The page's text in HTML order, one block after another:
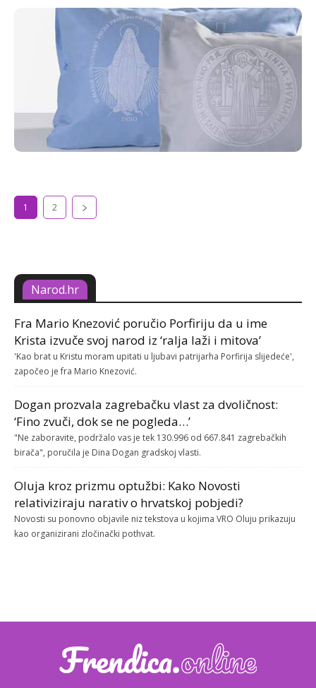
1 2
Narod.hr
Fra Mario Knezović poručio Porfiriju da u ime
Krista izvuče svoj narod iz ‘ralja laži i mitova’
'Kao brat u Kristu moram upitati u ljubavi patrijarha Porfirija slijedeće',
započeo je fra Mario Knezović.
Dogan prozvala zagrebačku vlast za dvoličnost:
‘Fino zvuči, dok se ne pogleda…’
"Ne zaboravite, podržalo vas je tek 130.996 od 667.841 zagrebačkih
birača", poručila je Dina Dogan gradskoj vlasti.
Oluja kroz prizmu optužbi: Kako Novosti
relativiziraju narativ o hrvatskoj pobjedi?
Novosti su ponovno objavile niz tekstova u kojima VRO Oluju prikazuju
kao organizirani zločinački pothvat.